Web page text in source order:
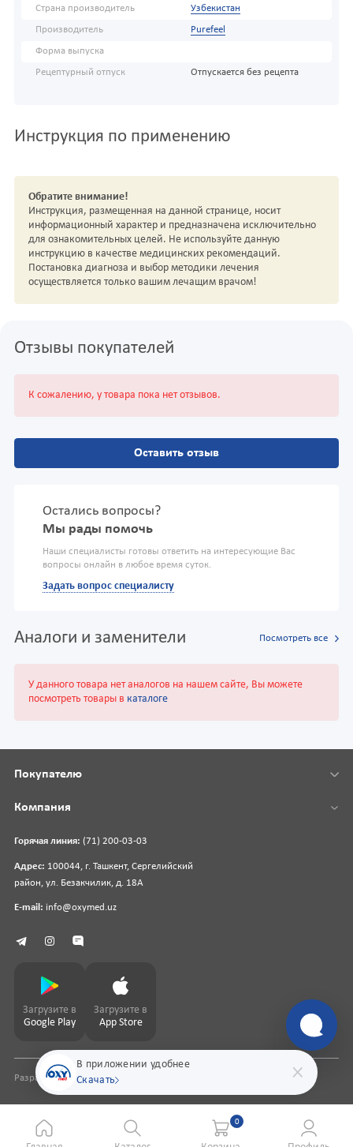
Страна производитель Узбекистан
Производитель Purefeel
Форма выпуска
Рецептурный отпуск Отпускается без рецепта
Инструкция по применению
Обратите внимание!
Инструкция, размещенная на данной странице, носит
информационный характер и предназначена исключительно
для ознакомительных целей. Не используйте данную
инструкцию в качестве медицинских рекомендаций.
Постановка диагноза и выбор методики лечения
осуществляется только вашим лечащим врачом!
Отзывы покупателей
К сожалению, у товара пока нет отзывов.
Оставить отзыв
Остались вопросы?
Мы рады помочь
Наши специалисты готовы ответить на интересующие Вас
вопросы онлайн в любое время суток.
Задать вопрос специалисту
Аналоги и заменители Посмотреть все
У данного товара нет аналогов на нашем сайте, Вы можете
посмотреть товары в каталоге
В приложении удобнее
Скачать
Горячая линия: (71) 200-03-03
Адрес: 100044, г. Ташкент, Сергелийский
район, ул. Безакчилик, д. 18А
E-mail: info@oxymed.uz
Покупателю
Компания
Загрузите в
Google Play
Загрузите в
App Store
Разработка сайтаpharmit.uz
0